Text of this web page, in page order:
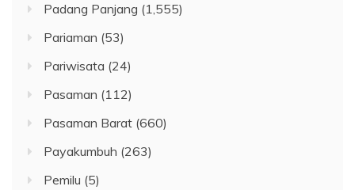
Padang Panjang (1,555)
Pariaman (53)
Pariwisata (24)
Pasaman (112)
Pasaman Barat (660)
Payakumbuh (263)
Pemilu (5)